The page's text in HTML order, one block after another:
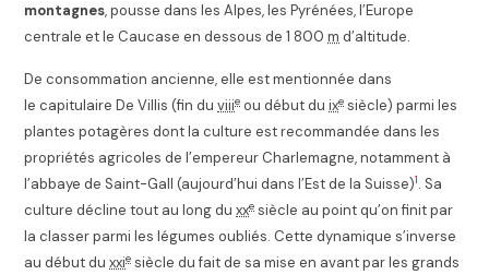
montagnes, pousse dans les Alpes, les Pyrénées, l’Europe
centrale et le Caucase en dessous de 1 800m d’altitude.
De consommation ancienne, elle est mentionnée dans
le capitulaire De Villis (fin duviiie ou début duixe siècle) parmi les
plantes potagères dont la culture est recommandée dans les
propriétés agricoles de l’empereur Charlemagne, notamment à
l’abbaye de Saint-Gall (aujourd’hui dans l’Est de la Suisse)1. Sa
culture décline tout au long duxxe siècle au point qu’on finit par
la classer parmi les légumes oubliés. Cette dynamique s’inverse
au début duxxie siècle du fait de sa mise en avant par les grands